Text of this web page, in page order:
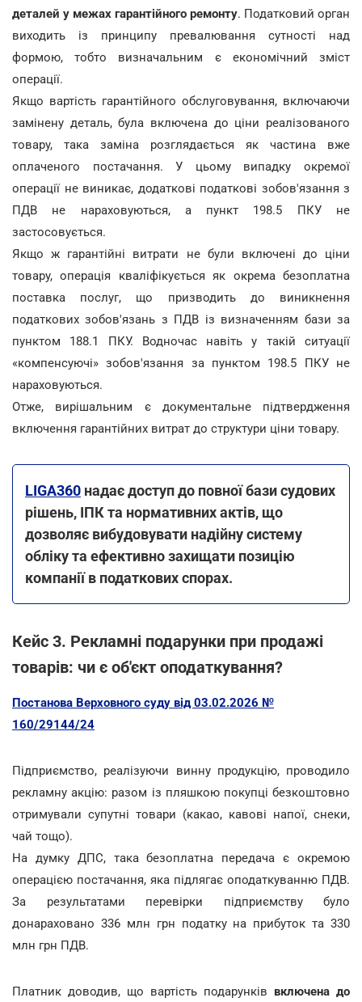
деталей у межах гарантійного ремонту. Податковий орган
виходить із принципу превалювання сутності над
формою, тобто визначальним є економічний зміст
операції.
Якщо вартість гарантійного обслуговування, включаючи
замінену деталь, була включена до ціни реалізованого
товару, така заміна розглядається як частина вже
оплаченого постачання. У цьому випадку окремої
операції не виникає, додаткові податкові зобов'язання з
ПДВ не нараховуються, а пункт 198.5 ПКУ не
застосовується.
Якщо ж гарантійні витрати не були включені до ціни
товару, операція кваліфікується як окрема безоплатна
поставка послуг, що призводить до виникнення
податкових зобов'язань з ПДВ із визначенням бази за
пунктом 188.1 ПКУ. Водночас навіть у такій ситуації
«компенсуючі» зобов'язання за пунктом 198.5 ПКУ не
нараховуються.
Отже, вирішальним є документальне підтвердження
включення гарантійних витрат до структури ціни товару.
LIGA360 надає доступ до повної бази судових
рішень, ІПК та нормативних актів, що
дозволяє вибудовувати надійну систему
обліку та ефективно захищати позицію
компанії в податкових спорах.
Кейс 3. Рекламні подарунки при продажі
товарів: чи є об'єкт оподаткування?
Постанова Верховного суду від 03.02.2026 №
160/29144/24
Підприємство, реалізуючи винну продукцію, проводило
рекламну акцію: разом із пляшкою покупці безкоштовно
отримували супутні товари (какао, кавові напої, снеки,
чай тощо).
На думку ДПС, така безоплатна передача є окремою
операцією постачання, яка підлягає оподаткуванню ПДВ.
За результатами перевірки підприємству було
донараховано 336 млн грн податку на прибуток та 330
млн грн ПДВ.
Платник доводив, що вартість подарунків включена до